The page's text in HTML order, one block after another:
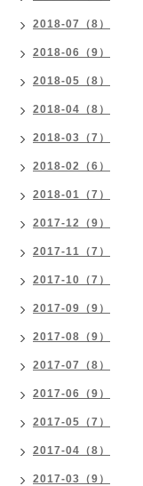
2018-07（8）
2018-06（9）
2018-05（8）
2018-04（8）
2018-03（7）
2018-02（6）
2018-01（7）
2017-12（9）
2017-11（7）
2017-10（7）
2017-09（9）
2017-08（9）
2017-07（8）
2017-06（9）
2017-05（7）
2017-04（8）
2017-03（9）